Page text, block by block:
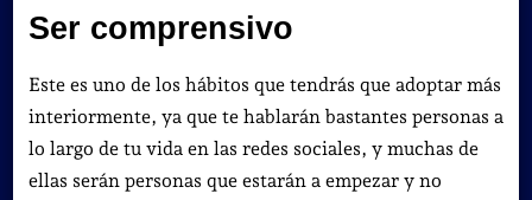
Ser comprensivo
Este es uno de los hábitos que tendrás que adoptar más
interiormente, ya que te hablarán bastantes personas a
lo largo de tu vida en las redes sociales, y muchas de
ellas serán personas que estarán a empezar y no